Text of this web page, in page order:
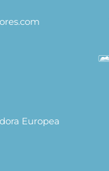
Europea